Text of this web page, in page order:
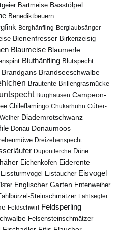
Bartmeise Basstölpel
Benediktbeuern
Berghänfling Berglaubsänger
Bienenfresser Birkenzeisig
Blaumeise Blaumerle
Bluthänfling Blutspecht
Brandgans Brandseeschwalbe
Brautente Brillengrasmücke
Burghausen Campeon-
Chileflamingo Chukarhuhn Cúber-
Diademrotschwanz
Donau Donaumoos
Dreizehenspecht
Dupontlerche Düne
Eichenkofen Eiderente
Eissturmvogel Eistaucher Eisvogel
Englischer Garten Entenweiher
Steinschmätzer Fahlsegler
Feldschwirl Feldsperling
Felsensteinschmätzer